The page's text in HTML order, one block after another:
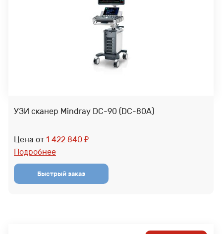
УЗИ сканер Mindray DC-90 (DC-80A)
Цена от 1 422 840 ₽
Подробнее